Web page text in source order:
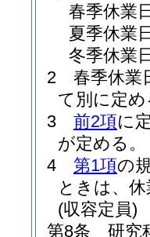
春季休業
夏季休業
冬季休業
2
春季休業
て別に定
3
前2項に
が定める。
4
第1項の
ときは、
(収容定員)
第8条
研究